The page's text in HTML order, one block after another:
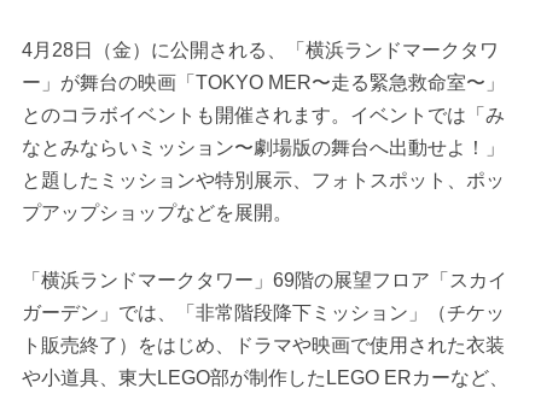
4月28日（金）に公開される、「横浜ランドマークタワ
ー」が舞台の映画「TOKYO MER〜走る緊急救命室〜」
とのコラボイベントも開催されます。イベントでは「み
なとみならいミッション〜劇場版の舞台へ出動せよ！」
と題したミッションや特別展示、フォトスポット、ポッ
プアップショップなどを展開。
「横浜ランドマークタワー」69階の展望フロア「スカイ
ガーデン」では、「非常階段降下ミッション」（チケッ
ト販売終了）をはじめ、ドラマや映画で使用された衣装
や小道具、東大LEGO部が制作したLEGO ERカーなど、